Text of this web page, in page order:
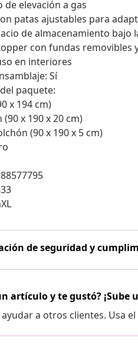
de elevación a gas
patas ajustables para
de almacenamiento bajo
con fundas removibles
en interiores
Sí
paquete:
x 194 cm)
(90 x 190 x 20 cm)
(90 x 190 x 5 cm)
de seguridad y
artículo y te gustó? ¡Sube
a otros clientes. Usa